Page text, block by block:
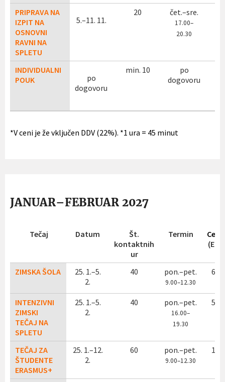
PRIPRAVA NA
IZPIT NA
OSNOVNI
RAVNI NA
SPLETU
5.–11. 11.
20 čet.–sre.
17.00–
20.30
INDIVIDUALNI
POUK
po
dogovoru
min. 10
po
dogovoru
*V ceni je že vključen DDV (22%). *1 ura = 45 minut
JANUAR–FEBRUAR 2027
Tečaj Datum
Št.
kontaktnih
ur
Termin
ZIMSKA ŠOLA
25. 1.–5.
2.
40 pon.–pet.
9.00–12.30
620
INTENZIVNI
ZIMSKI
TEČAJ NA
SPLETU
25. 1.–5.
2.
40 pon.–pet.
16.00–
19.30
510
TEČAJ ZA
ŠTUDENTE
ERASMUS+
25. 1.–12.
2.
60 pon.–pet.
9.00–12.30
130